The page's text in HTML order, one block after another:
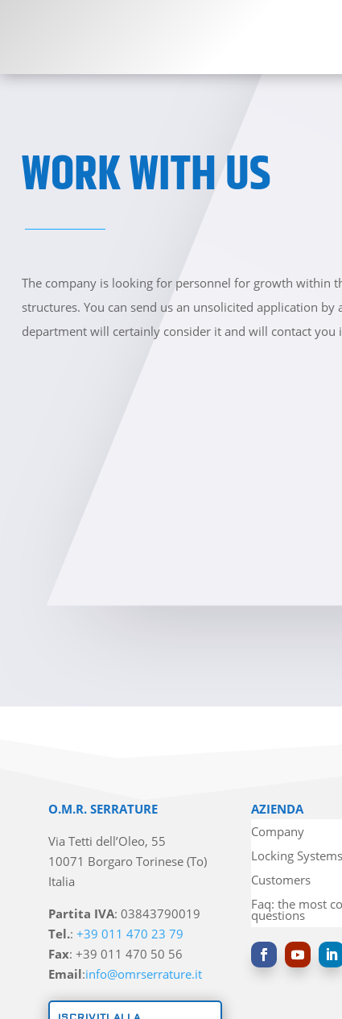
WORK WITH US
The company is looking for personnel for growth within
structures. You can send us an unsolicited application by
department will certainly consider it and will contact you
O.M.R. SERRATURE
Via Tetti dell’Oleo, 55
10071 Borgaro Torinese (To)
Italia
Partita IVA: 03843790019
Tel.:+39 011 470 23 79
Fax: +39 011 470 50 56
Email:info@omrserrature.it
AZIENDA
Company
Locking Systems
Customers
Faq: the most
questions